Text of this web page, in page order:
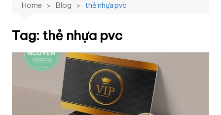
Home Blog thẻ nhựa pvc
Tag: thẻ nhựa pvc